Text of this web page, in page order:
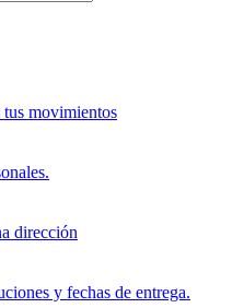
movimientos
dirección
y fechas de entrega.